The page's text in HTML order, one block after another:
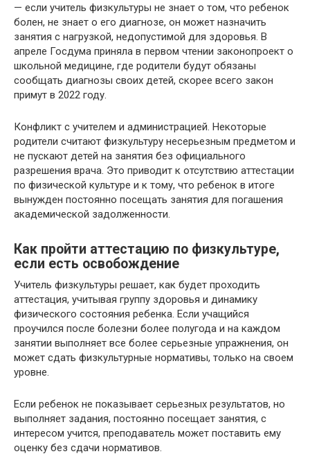
— если учитель физкультуры не знает о том, что ребенок
болен, не знает о его диагнозе, он может назначить
занятия с нагрузкой, недопустимой для здоровья. В
апреле Госдума приняла в первом чтении законопроект о
школьной медицине, где родители будут обязаны
сообщать диагнозы своих детей, скорее всего закон
примут в 2022 году.
Конфликт с учителем и администрацией. Некоторые
родители считают физкультуру несерьезным предметом и
не пускают детей на занятия без официального
разрешения врача. Это приводит к отсутствию аттестации
по физической культуре и к тому, что ребенок в итоге
вынужден постоянно посещать занятия для погашения
академической задолженности.
Как пройти аттестацию по физкультуре,
если есть освобождение
Учитель физкультуры решает, как будет проходить
аттестация, учитывая группу здоровья и динамику
физического состояния ребенка. Если учащийся
проучился после болезни более полугода и на каждом
занятии выполняет все более серьезные упражнения, он
может сдать физкультурные нормативы, только на своем
уровне.
Если ребенок не показывает серьезных результатов, но
выполняет задания, постоянно посещает занятия, с
интересом учится, преподаватель может поставить ему
оценку без сдачи нормативов.